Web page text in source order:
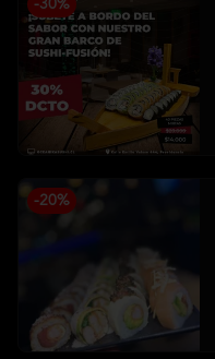
-30%
-20%